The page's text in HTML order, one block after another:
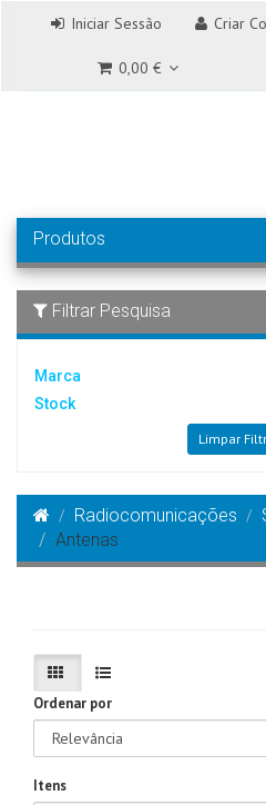
Iniciar Sessão Criar
0,00 €
Produtos
Filtrar Pesquisa
Marca
Stock
Limpar
Radiocomunicações
Antenas
Ordenar por
Itens